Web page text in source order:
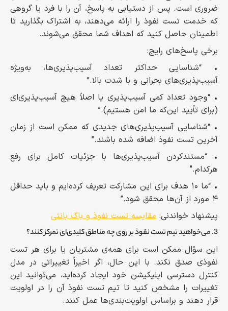
ضروری است. پس از دستیابی به پاسخ، آن را با فرد یا گروهی
که خدمت تست نفوذ را ارائه می‌دهند، به اشتراک بگذارید تا
اطمینان حاصل کنید که اهداف شما محقق می‌شوند.
برخی پاسخ‌های رایج:
• “شناسایی حداکثر تعداد آسیب‌پذیری‌ها، به‌ویژه
آسیب‌پذیری‌های بحرانی و با شدت بالا.”
• “وجود تعداد کمی آسیب‌پذیری‌ یا اصلاً هیچ آسیب‌پذیری‌ای
(برای تأیید این‌که ما امن هستیم).”
• “شناسایی آسیب‌پذیری‌های جدیدی که ممکن است از زمان
آخرین تست نفوذ اضافه شده باشند.”
• “مستندکردن آسیب‌پذیری‌ها با جزئیات کامل برای رفع
هرکدام."
• “ما ۱۰ هدف برای این مشارکت تعریف کرده‌ایم و باید حداقل
۴ مورد از آن‌ها محقق شود.”
پیشنهاد خواندنی: مقایسه‌ تست نفوذ و باگ بانتی
3. می‌خواهید تیم تست نفوذ بر روی چه مناطق کلیدی‌ای تمرکز کنند؟
این سؤال ممکن است برای همه‌ی مشتریان یا برای هر تست
نفوذی صدق نکند. با این حال، اگر اخیراً تغییراتی در مدل
کنترل دسترسی اپلیکیشن خود ایجاد کرده‌اید، می‌توانید این
تغییرات را مشخص کنید تا تیم تست نفوذ آن را در اولویت
قرار دهند و براساس اولویت‌بندی‌ها عمل کنند.